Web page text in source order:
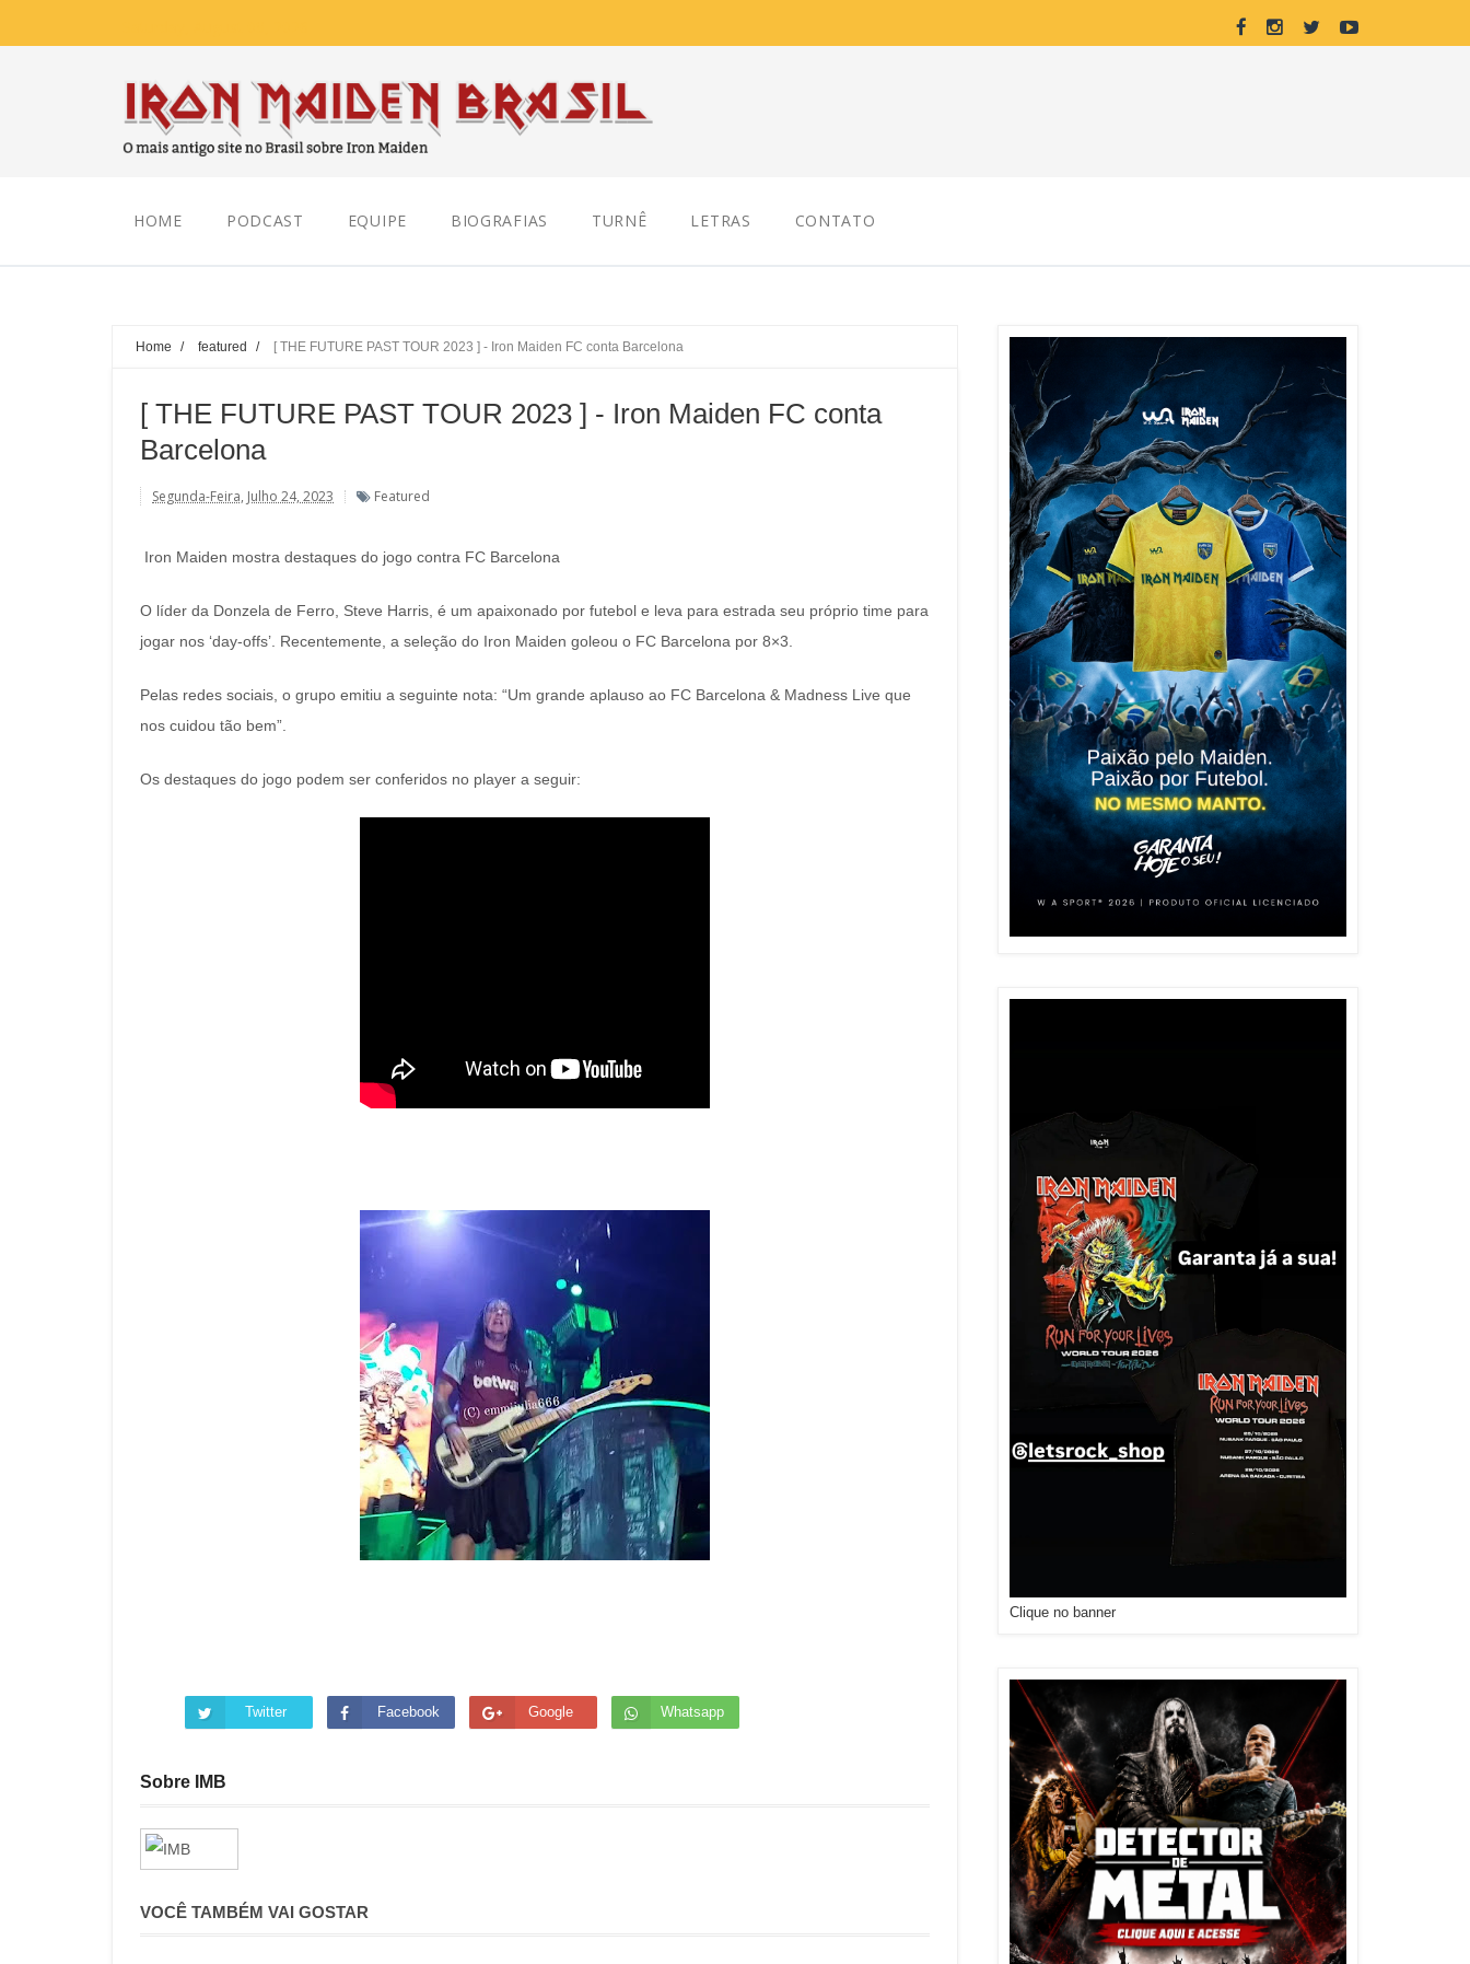
HOME PODCAST EQUIPE BIOGRAFIAS TURNÊ LETRAS CONTATO
Home / featured / [ THE FUTURE PAST TOUR 2023 ] - Iron Maiden FC conta Barcelona
[ THE FUTURE PAST TOUR 2023 ] - Iron Maiden FC conta
Barcelona
Segunda-Feira, Julho 24, 2023 Featured
Iron Maiden mostra destaques do jogo contra FC Barcelona
O líder da Donzela de Ferro, Steve Harris, é um apaixonado por futebol e leva para estrada seu próprio time para
jogar nos ‘day-offs’. Recentemente, a seleção do Iron Maiden goleou o FC Barcelona por 8×3.
Pelas redes sociais, o grupo emitiu a seguinte nota: “Um grande aplauso ao FC Barcelona & Madness Live que
nos cuidou tão bem”.
Os destaques do jogo podem ser conferidos no player a seguir:
Twitter Facebook Google Whatsapp
Sobre IMB
VOCÊ TAMBÉM VAI GOSTAR
Clique no banner